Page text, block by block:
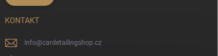
KONTAKT
info@cardetailingshop.cz